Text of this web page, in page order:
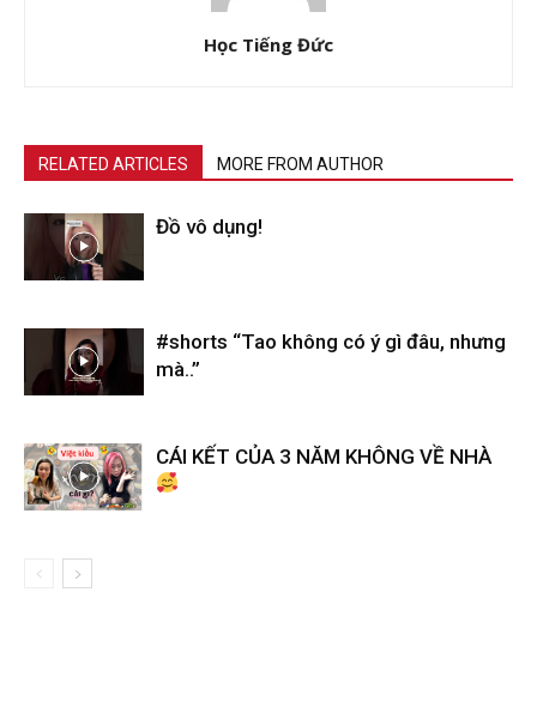
Học Tiếng Đức
RELATED ARTICLES MORE FROM AUTHOR
Đồ vô dụng!
#shorts “Tao không có ý gì đâu, nhưng
mà..”
CÁI KẾT CỦA 3 NĂM KHÔNG VỀ NHÀ